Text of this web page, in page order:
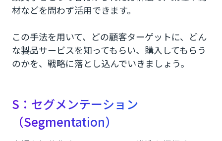
材などを問わず活用できます。
この手法を用いて、どの顧客ターゲットに、どん
な製品サービスを知ってもらい、購入してもらう
のかを、戦略に落とし込んでいきましょう。
S：セグメンテーション
（Segmentation）